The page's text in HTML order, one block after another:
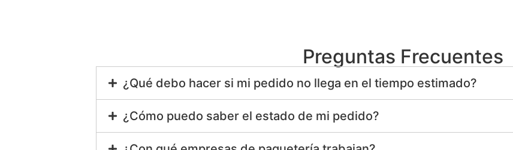
Preguntas Frecuentes
¿Qué debo hacer si mi pedido no llega en el tiempo estimado?
¿Cómo puedo saber el estado de mi pedido?